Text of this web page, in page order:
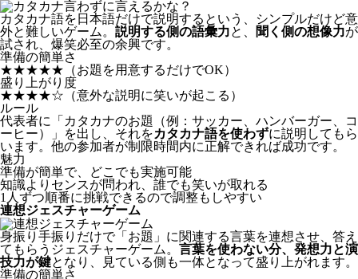
カタカナ語を日本語だけで説明するという、シンプルだけど意
外と難しいゲーム。 説明する側の語彙力と、 聞く側の想像力が
試され、爆笑必至の余興です。
準備の簡単さ
★★★★★ （お題を用意するだけでOK）
盛り上がり度
★★★★☆ （意外な説明に笑いが起こる）
ルール
代表者に「カタカナのお題（例：サッカー、ハンバーガー、コ
ーヒー）」を出し、それをカタカナ語を使わずに説明してもら
います。他の参加者が制限時間内に正解できれば成功です。
魅力
準備が簡単で、どこでも実施可能
知識よりセンスが問われ、誰でも笑いが取れる
1人ずつ順番に挑戦できるので調整もしやすい
連想ジェスチャーゲーム
身振り手振りだけで「お題」に関連する言葉を連想させ、答え
てもらうジェスチャーゲーム。 言葉を使わない分、発想力と演
技力が鍵となり、見ている側も一体となって盛り上がれます。
準備の簡単さ